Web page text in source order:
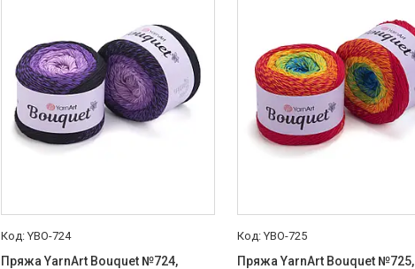
YBO-724
Пряжа YarnArt Bouquet №724,
YBO-725
Пряжа YarnArt Bouquet №725,